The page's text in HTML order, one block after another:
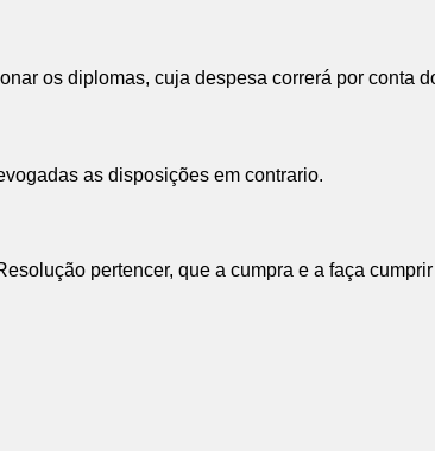
os diplomas, cuja despesa correrá por conta
as disposições em contrario.
pertencer, que a cumpra e a faça